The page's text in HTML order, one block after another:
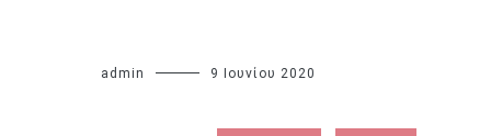
admin 9 Ιουνίου 2020